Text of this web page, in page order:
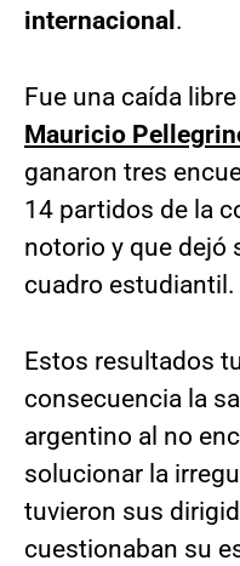
internacional .
Fue una caída
Mauricio
ganaron tres
14 partidos de la
notorio y que dejó
cuadro estudiantil.
Estos resultados
consecuencia la
argentino al no
solucionar la
tuvieron sus
cuestionaban su